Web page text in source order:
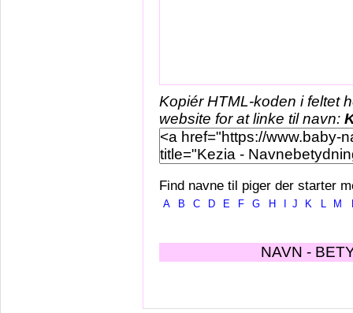
Kopiér HTML-koden i feltet
website for at linke til navn:
Find navne til piger der starter
A B C D E F G H J K L M
NAVN -